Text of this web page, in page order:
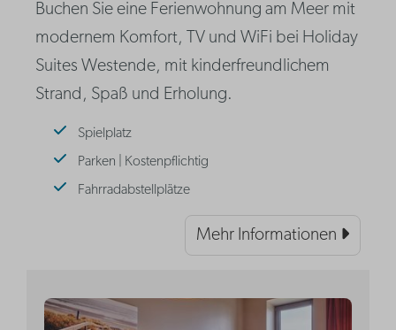
Buchen Sie eine Ferienwohnung am Meer mit
modernem Komfort, TV und WiFi bei Holiday
Suites Westende, mit kinderfreundlichem
Strand, Spaß und Erholung.
Spielplatz
Parken | Kostenpflichtig
Fahrradabstellplätze
Mehr Informationen